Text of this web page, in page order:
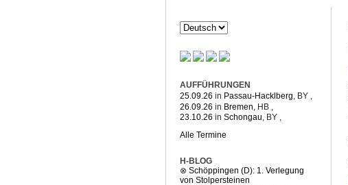
AUFFÜHRUNGEN
25.09.26 in Passau-Hacklberg , BY
26.09.26 in Bremen , HB
23.10.26 in Schongau, BY ,
Alle Termine
H-BLOG
⊗ Schöppingen (D): 1. Verlegung
von Stolpersteinen